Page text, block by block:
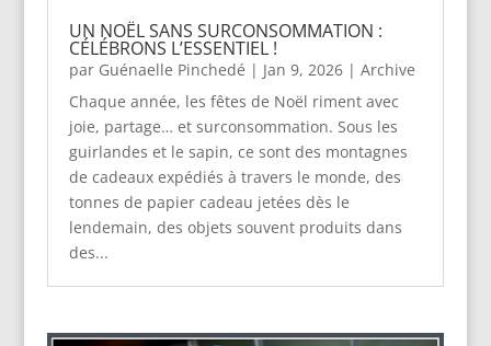
UN NOËL SANS SURCONSOMMATION :
CÉLÉBRONS L’ESSENTIEL !
par Guénaelle Pinchedé | Jan 9, 2026| Archive
Chaque année, les fêtes de Noël riment avec
joie, partage… et surconsommation. Sous les
guirlandes et le sapin, ce sont des montagnes
de cadeaux expédiés à travers le monde, des
tonnes de papier cadeau jetées dès le
lendemain, des objets souvent produits dans
des...